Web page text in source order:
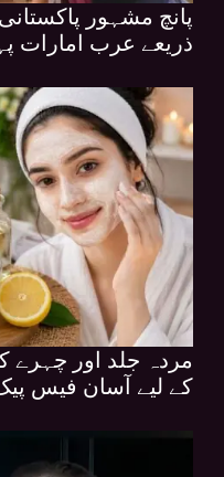
پانچ مشہور
ذریعے عرب امارات
مردہ جلد اور چہرے
کے لیے آسان فیس